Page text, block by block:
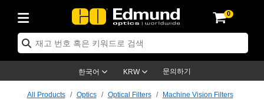
0
한국어 KRW 문의하기
Optics
Systemand Electronics
Lenses
Cameras
이트 & 조명
Targets
Targets
& Detection
Solutions
& Production
Handling Tools
By Application
By Brand
Products
신제품
Products
Products
All Products Optics Optical Filters
Machine Vision Filters